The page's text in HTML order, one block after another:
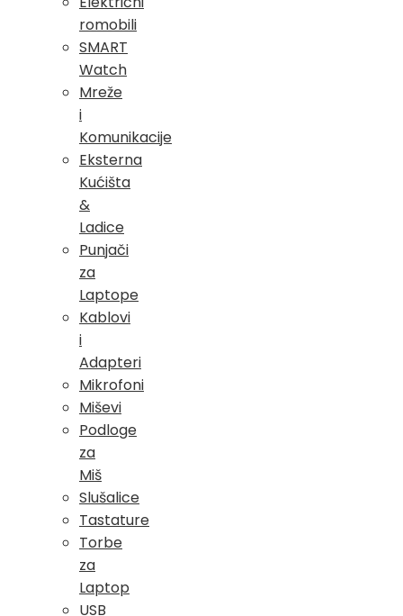
romobili
SMART
Watch
Mreže
i
Komunikacije
Eksterna
Kućišta
&
Ladice
Punjači
za
Laptope
Kablovi
i
Adapteri
Mikrofoni
Miševi
Podloge
za
Miš
Slušalice
Tastature
Torbe
za
Laptop
USB